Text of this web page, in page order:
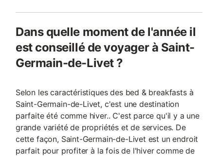
Dans quelle moment de l'année il
est conseillé de voyager à Saint-
Germain-de-Livet ?
Selon les caractéristiques des bed & breakfasts à
Saint-Germain-de-Livet, c'est une destination
parfaite été comme hiver.. C'est parce qu'il y a une
grande variété de propriétés et de services. De
cette façon, Saint-Germain-de-Livet est un endroit
parfait pour profiter à la fois de l'hiver comme de